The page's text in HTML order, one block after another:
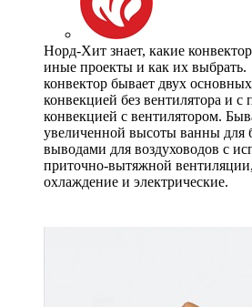
Норд-Хит знает, какие
иные проекты и как их
конвектор бывает двух
конвекцией без вентилятора и с
конвекцией с вентилятором.
увеличенной высоты ванны для
выводами для воздуховодов с
приточно-вытяжной
охлаждение и